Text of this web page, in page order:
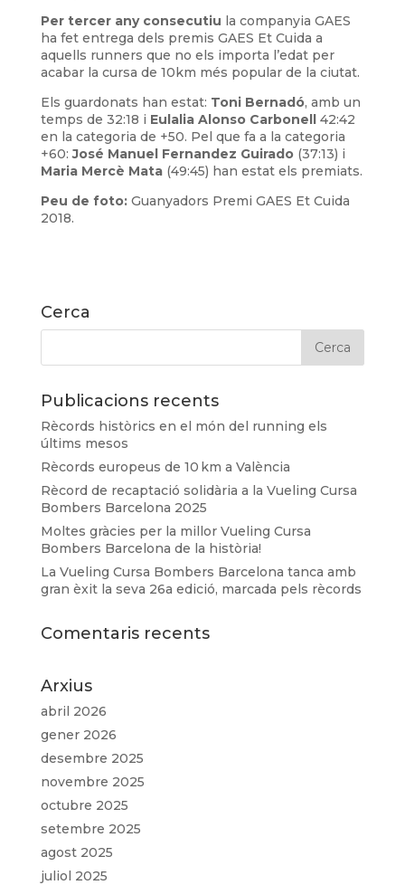
Per tercer any consecutiu la companyia GAES
ha fet entrega dels premis GAES Et Cuida a
aquells runners que no els importa l’edat per
acabar la cursa de 10km més popular de la ciutat.
Els guardonats han estat: Toni Bernadó, amb un
temps de 32:18 i Eulalia Alonso Carbonell42:42
en la categoria de +50. Pel que fa a la categoria
+60:José Manuel Fernandez Guirado(37:13) i
Maria Mercè Mata(49:45) han estat els premiats.
Peu de foto:Guanyadors Premi GAES Et Cuida
2018.
Cerca
Publicacions recents
Rècords històrics en el món del running els
últims mesos
Rècords europeus de 10 km a València
Rècord de recaptació solidària a la Vueling Cursa
Bombers Barcelona 2025
Moltes gràcies per la millor Vueling Cursa
Bombers Barcelona de la història!
La Vueling Cursa Bombers Barcelona tanca amb
gran èxit la seva 26a edició, marcada pels rècords
Comentaris recents
Arxius
abril 2026
gener 2026
desembre 2025
novembre 2025
octubre 2025
setembre 2025
agost 2025
juliol 2025